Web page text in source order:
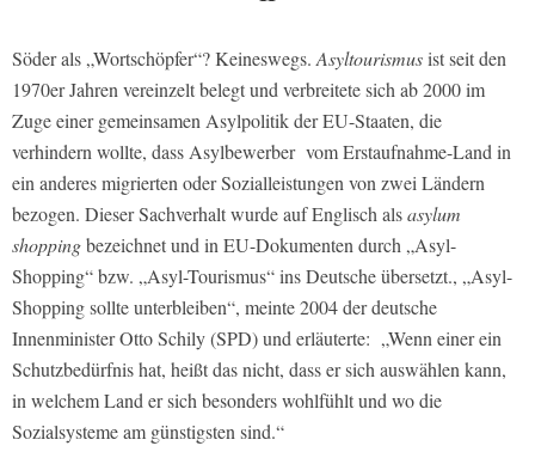
Söder als „Wortschöpfer“? Keineswegs.Asyltourismusist seit den
1970er Jahren vereinzelt belegt und verbreitete sich ab 2000 im
Zuge einer gemeinsamen Asylpolitik der EU-Staaten, die
verhindern wollte, dass Asylbewerber vom Erstaufnahme-Land in
ein anderes migrierten oder Sozialleistungen von zwei Ländern
bezogen. Dieser Sachverhalt wurde auf Englisch alsasylum
shoppingbezeichnet und in EU-Dokumenten durch „Asyl-
Shopping“ bzw. „Asyl-Tourismus“ ins Deutsche übersetzt., „Asyl-
Shopping sollte unterbleiben“, meinte 2004 der deutsche
Innenminister Otto Schily (SPD) und erläuterte: „Wenn einer ein
Schutzbedürfnis hat, heißt das nicht, dass er sich auswählen kann,
in welchem Land er sich besonders wohlfühlt und wo die
Sozialsysteme am günstigsten sind.“